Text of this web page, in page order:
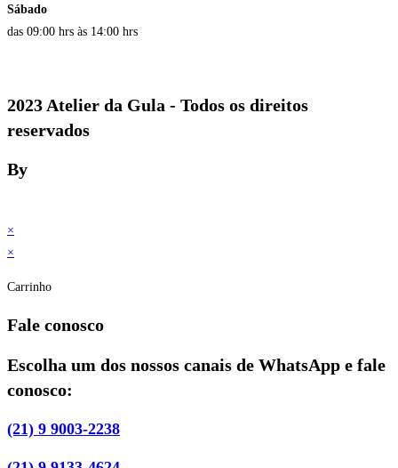
Sábado
das 09:00 hrs às 14:00 hrs
2023 Atelier da Gula - Todos os direitos
reservados
By
×
×
Carrinho
Fale conosco
Escolha um dos nossos canais de WhatsApp e fale
conosco:
(21) 9 9003-2238